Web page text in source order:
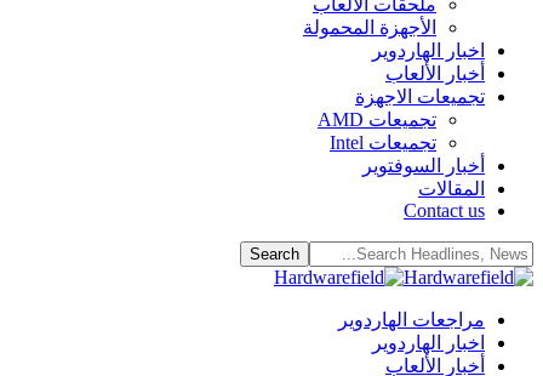
ملحقات الألعاب
الأجهزة المحمولة
اخبار الهاردوير
أخبار الألعاب
تجميعات الاجهزة
تجميعات AMD
تجميعات Intel
أخبار السوفتوير
المقالات
Contact us
مراجعات الهاردوير
اخبار الهاردوير
أخبار الألعاب